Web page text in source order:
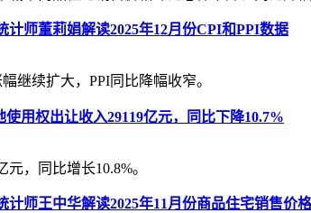
计师董莉娟解读2025年12月份CPI和PPI数据
继续扩大，PPI同比降幅收窄。
使用权出让收入29119亿元，同比下降10.7%
，同比增长10.8%。
计师王中华解读2025年11月份商品住宅销售价